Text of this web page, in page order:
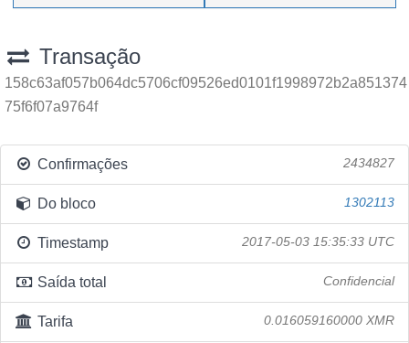
Transação
158c63af057b064dc5706cf09526ed0101f1998972b2a851374
75f6f07a9764f
Confirmações 2434827
Do bloco 1302113
Timestamp 2017-05-03 15:35:33 UTC
Saída total Confidencial
Tarifa 0.016059160000 XMR